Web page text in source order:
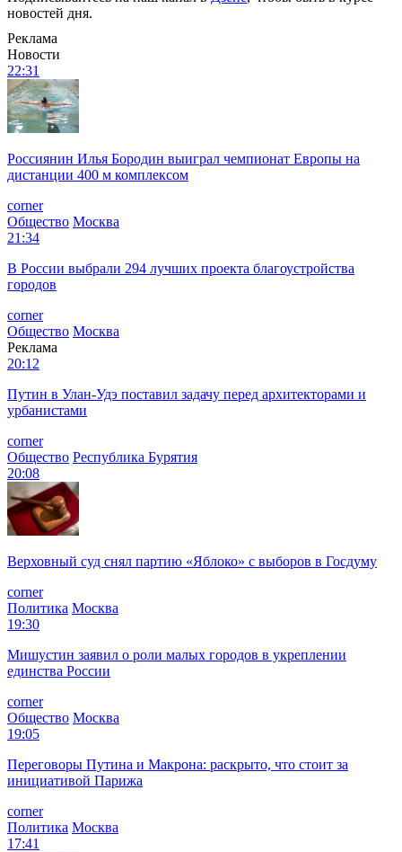
новостей дня.
Реклама
Новости
22:31
Россиянин Илья Бородин выиграл чемпионат Европы на
дистанции 400 м комплексом
corner
Общество Москва
21:34
В России выбрали 294 лучших проекта благоустройства
городов
corner
Общество Москва
Реклама
20:12
Путин в Улан-Удэ поставил задачу перед архитекторами и
урбанистами
corner
Общество Республика Бурятия
20:08
Верховный суд снял партию «Яблоко» с выборов в Госдуму
corner
Политика Москва
19:30
Мишустин заявил о роли малых городов в укреплении
единства России
corner
Общество Москва
19:05
Переговоры Путина и Макрона: раскрыто, что стоит за
инициативой Парижа
corner
Политика Москва
17:41